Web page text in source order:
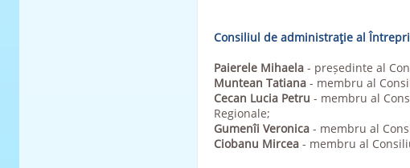
Consiliul de administraţie al
Paierele Mihaela- președinte al
Muntean Tatiana- membru al
Cecan Lucia Petru - membru al
Regionale;
Gumenîi Veronica- membru al
Ciobanu Mircea- membru al